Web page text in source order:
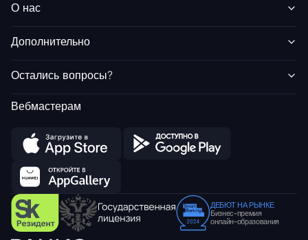
О нас
Дополнительно
Остались вопросы?
Вебмастерам
ДЕБЮТ НА РЫНКЕ
Бизнес-премия
онлайн-образования